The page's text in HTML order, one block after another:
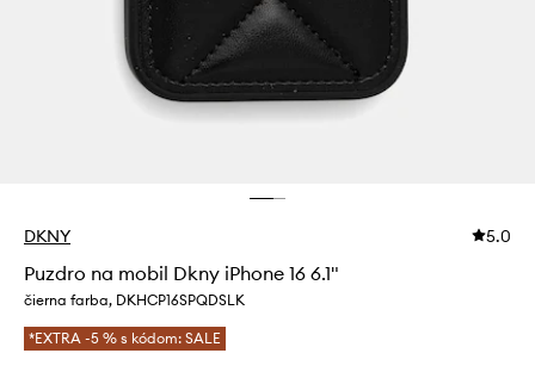
DKNY 5.0
Puzdro na mobil Dkny iPhone 16 6.1"
čierna farba, DKHCP16SPQDSLK
*EXTRA -5 % s kódom: SALE